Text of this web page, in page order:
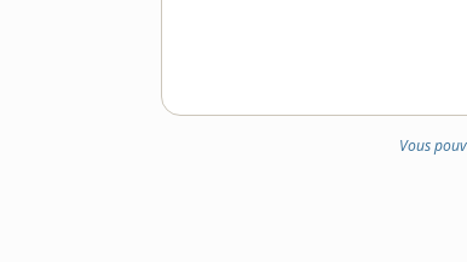
Vous